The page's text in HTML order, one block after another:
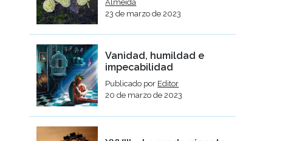
Almeida
23 de marzo de 2023
Vanidad, humildad e
impecabilidad
Publicado por Editor
20 de marzo de 2023